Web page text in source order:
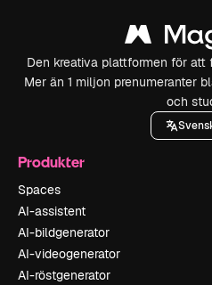
Den kreativa plattformen för
Mer än 1 miljon prenumeranter
och
Produkter
Spaces
AI-assistent
AI-bildgenerator
AI-videogenerator
AI-röstgenerator